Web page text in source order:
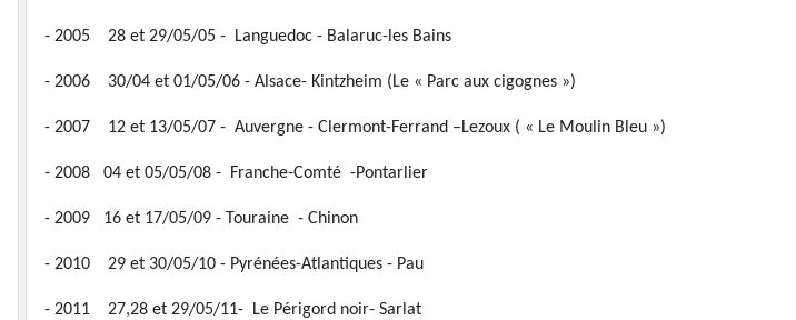
- 2005 28 et 29/05/05 - Languedoc - Balaruc-les Bains
- 2006 30/04 et 01/05/06 - Alsace- Kintzheim (Le « Parc aux cigognes »)
- 2007 12 et 13/05/07 - Auvergne - Clermont-Ferrand –Lezoux ( « Le Moulin Bleu »)
- 2008 04 et 05/05/08 - Franche-Comté -Pontarlier
- 2009 16 et 17/05/09 - Touraine - Chinon
- 2010 29 et 30/05/10 - Pyrénées-Atlantiques - Pau
- 2011 27,28 et 29/05/11- Le Périgord noir- Sarlat